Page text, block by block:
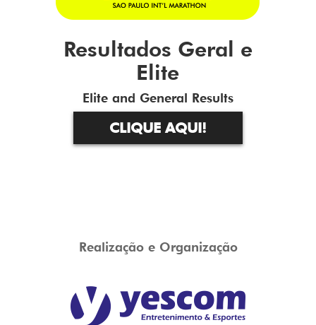
Resultados Geral e
Elite
Elite and General Results
CLIQUE AQUI!
Realização e Organização